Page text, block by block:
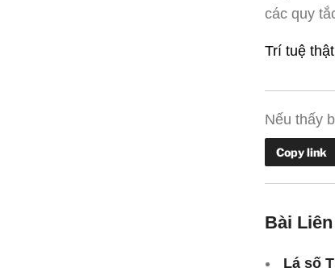
các quy
Trí tuệ
Nếu thấy
Copy link
Bài
Lá số